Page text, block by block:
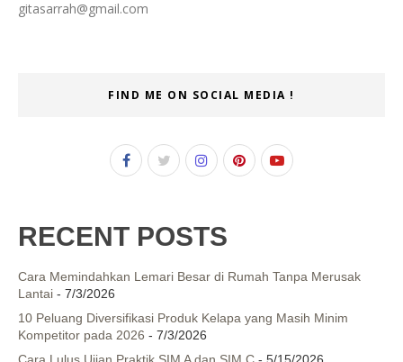
gitasarrah@gmail.com
FIND ME ON SOCIAL MEDIA !
RECENT POSTS
Cara Memindahkan Lemari Besar di Rumah Tanpa Merusak
Lantai - 7/3/2026
10 Peluang Diversifikasi Produk Kelapa yang Masih Minim
Kompetitor pada 2026 - 7/3/2026